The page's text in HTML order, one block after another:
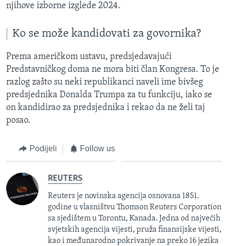
njihove izborne izglede 2024.
Ko se može kandidovati za govornika?
Prema američkom ustavu, predsjedavajući
Predstavničkog doma ne mora biti član Kongresa. To je
razlog zašto su neki republikanci naveli ime bivšeg
predsjednika Donalda Trumpa za tu funkciju, iako se
on kandidirao za predsjednika i rekao da ne želi taj
posao.
Podijeli Follow us
REUTERS
Reuters je novinska agencija osnovana 1851.
godine u vlasništvu Thomson Reuters Corporation
sa sjedištem u Torontu, Kanada. Jedna od najvećih
svjetskih agencija vijesti, pruža finansijske vijesti,
kao i međunarodno pokrivanje na preko 16 jezika